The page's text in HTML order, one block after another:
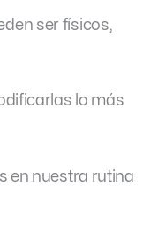
ser físicos,
lo más
en nuestra rutina